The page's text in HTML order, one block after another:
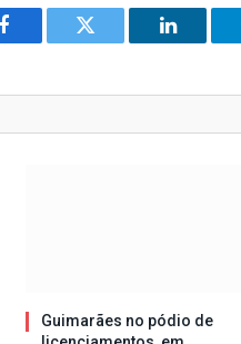
Facebook Twitter LinkedIn
Guimarães no pódio de